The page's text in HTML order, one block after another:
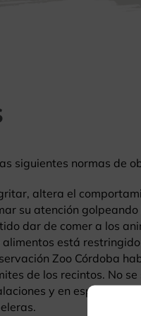
siguientes normas de
altera el
su atención
dar de comer a los
alimentos está
Zoo Córdoba
de los recintos. No
y en especial las